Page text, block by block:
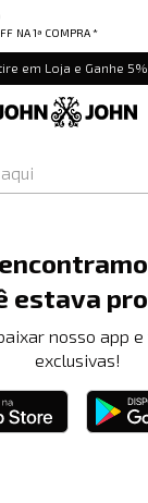
NA 1ª COMPRA *
em Loja e Ganhe 5%
estava
nosso app
exclusivas!